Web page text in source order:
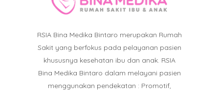
RSIA Bina Medika Bintaro merupakan Rumah
Sakit yang berfokus pada pelayanan pasien
khususnya kesehatan ibu dan anak. RSIA
Bina Medika Bintaro dalam melayani pasien
menggunakan pendekatan : Promotif,